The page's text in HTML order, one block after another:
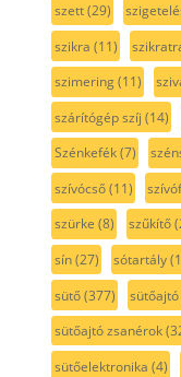
szett(29)
szikra (11)
szimering(11)
szárítógép szíj (14)
Szénkefék(7)
szívócső(11)
szürke (8) szűkítő
sín(27) sótartály
sütő(377)
sütőajtó zsanérok
sütőelektronika (4)